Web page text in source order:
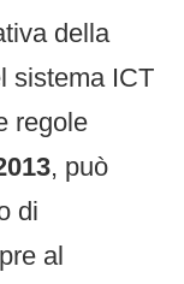
della
sistema ICT
regole
, può
di
al